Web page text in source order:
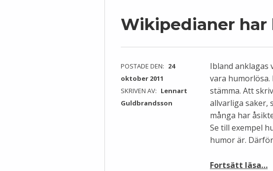
Wikipedianer har
POSTADE DEN: 24
oktober 2011
SKRIVEN AV: Lennart
Guldbrandsson
Ibland anklagas
vara
stämma. Att
allvarliga saker,
många har
Se till exempel
humor är.
Fortsätt läsa…